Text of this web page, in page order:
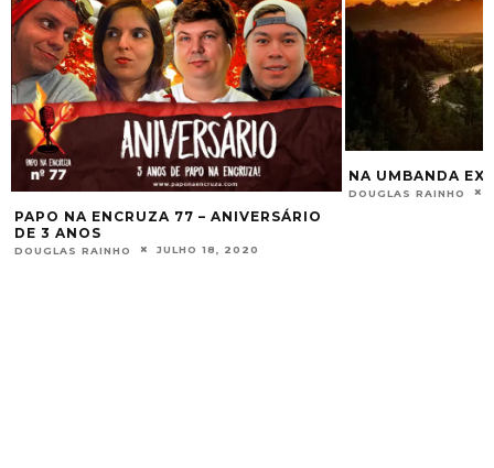
NA UMBANDA EXISTE ORIXÁ?
DOUGLAS RAINHO DEZEMBRO 14, 2015